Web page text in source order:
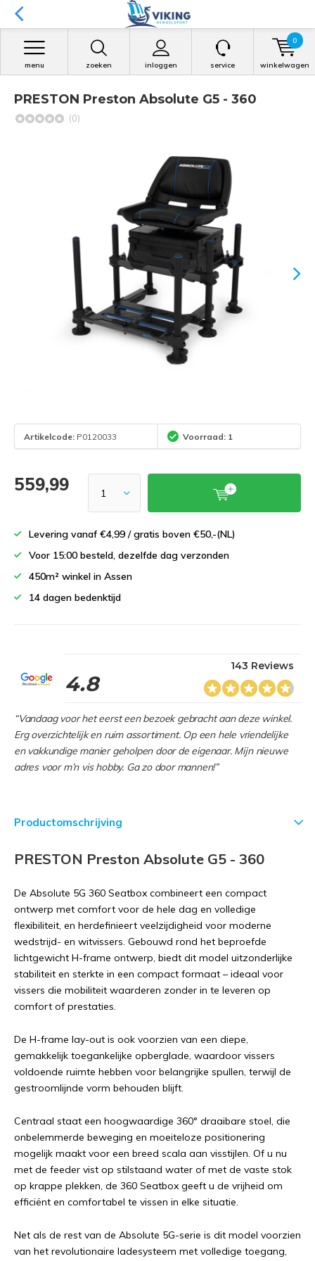
zoeken inloggen
menu service winkelwagen
0
PRESTON Preston Absolute G5 - 360
(0)
Artikelcode: P0120033 Voorraad: 1
559,99
Levering vanaf €4,99 / gratis boven €50,-(NL)
Voor 15:00 besteld, dezelfde dag verzonden
450m² winkel in Assen
14 dagen bedenktijd
4.8
143 Reviews
“Vandaag voor het eerst een bezoek gebracht aan deze winkel.
Erg overzichtelijk en ruim assortiment. Op een hele vriendelijke
en vakkundige manier geholpen door de eigenaar. Mijn nieuwe
adres voor m’n vis hobby. Ga zo door mannen!”
Productomschrijving
PRESTON Preston Absolute G5 - 360
De Absolute 5G 360 Seatbox combineert een compact
ontwerp met comfort voor de hele dag en volledige
flexibiliteit, en herdefinieert veelzijdigheid voor moderne
wedstrijd- en witvissers. Gebouwd rond het beproefde
lichtgewicht H-frame ontwerp, biedt dit model uitzonderlijke
stabiliteit en sterkte in een compact formaat – ideaal voor
vissers die mobiliteit waarderen zonder in te leveren op
comfort of prestaties.
De H-frame lay-out is ook voorzien van een diepe,
gemakkelijk toegankelijke opberglade, waardoor vissers
voldoende ruimte hebben voor belangrijke spullen, terwijl de
gestroomlijnde vorm behouden blijft.
Centraal staat een hoogwaardige 360° draaibare stoel, die
onbelemmerde beweging en moeiteloze positionering
mogelijk maakt voor een breed scala aan visstijlen. Of u nu
met de feeder vist op stilstaand water of met de vaste stok
op krappe plekken, de 360 ​​Seatbox geeft u de vrijheid om
efficiënt en comfortabel te vissen in elke situatie.
Net als de rest van de Absolute 5G-serie is dit model voorzien
van het revolutionaire ladesysteem met volledige toegang,